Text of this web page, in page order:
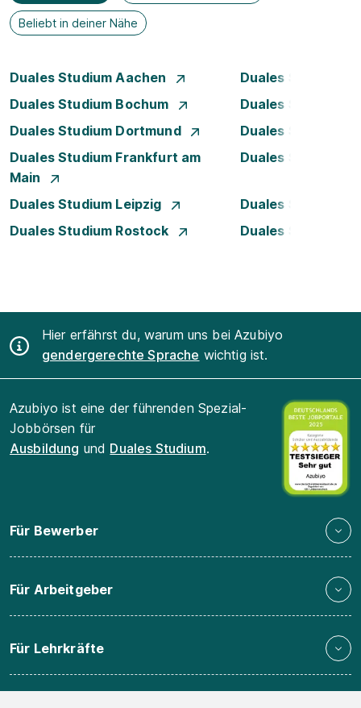
Beliebt in deiner Nähe
Duales Studium Aachen
Duales Studium
Duales Studium Bochum
Duales Studium
Duales Studium Dortmund
Duales Studium
Duales Studium Frankfurt am
Main
Duales Studium
Duales Studium Leipzig
Duales Studium
Duales Studium Rostock
Duales Studium
Hier erfährst du, warum uns bei Azubiyo
gendergerechte Sprache wichtig ist.
Azubiyo ist eine der führenden Spezial-
Jobbörsen für
Ausbildung und Duales Studium.
Für Bewerber
Für Arbeitgeber
Für Lehrkräfte